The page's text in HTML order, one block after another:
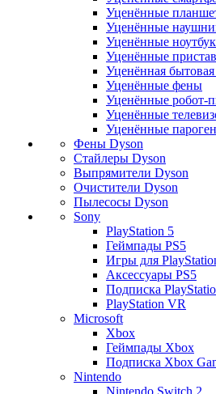
Уценённые
Уценённые
Уценённые
Уценённые
Уценённая бытовая
Уценённые фены
Уценённые робот-
Уценённые
Уценённые
Фены Dyson
Стайлеры Dyson
Выпрямители Dyson
Очистители Dyson
Пылесосы Dyson
Sony
PlayStation 5
Геймпады PS5
Игры для
Аксессуары PS5
Подписка
PlayStation VR
Microsoft
Xbox
Геймпады Xbox
Подписка Xbox
Nintendo